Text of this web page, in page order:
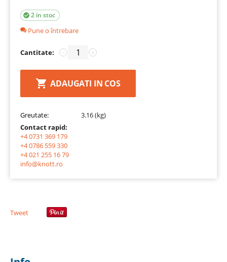
2 in stoc

Pune o întrebare
Cantitate: +
−
ADAUGATI IN COS
Greutate:
3.16 (kg)
Contact rapid:
+4 0731 369 179
+4 0786 559 330
+4 021 255 16 79
info@knott.ro
Tweet